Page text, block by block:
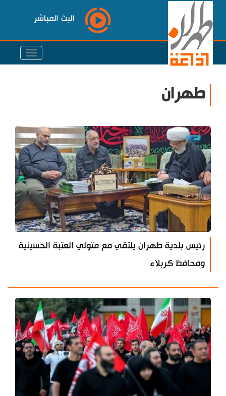
البث المباشر
طهران
رئيس بلدية طهران يلتقي مع متولي العتبة الحسينية
ومحافظ كربلاء